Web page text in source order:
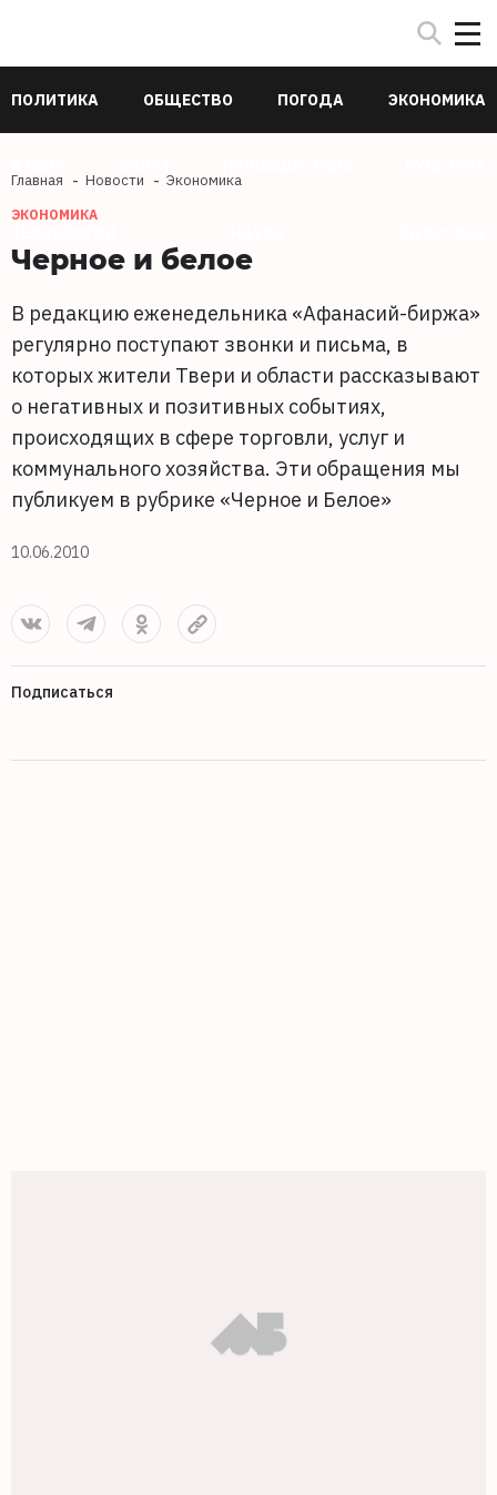
ПОЛИТИКА ОБЩЕСТВО ПОГОДА ЭКОНОМИКА
Главная Новости Экономика
ЭКОНОМИКА
Черное и белое
В редакцию еженедельника «Афанасий-биржа»
регулярно поступают звонки и письма, в
которых жители Твери и области рассказывают
о негативных и позитивных событиях,
происходящих в сфере торговли, услуг и
коммунального хозяйства. Эти обращения мы
публикуем в рубрике «Черное и Белое»
10.06.2010
Подписаться